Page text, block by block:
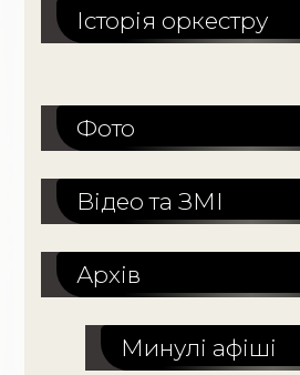
Історія оркестру
Фото
Відео та ЗМІ
Архів
Минулі афіші